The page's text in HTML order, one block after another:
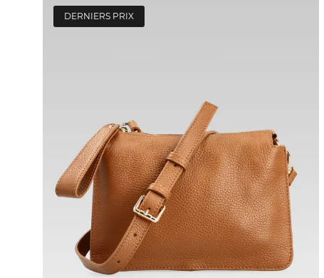
DERNIERS PRIX